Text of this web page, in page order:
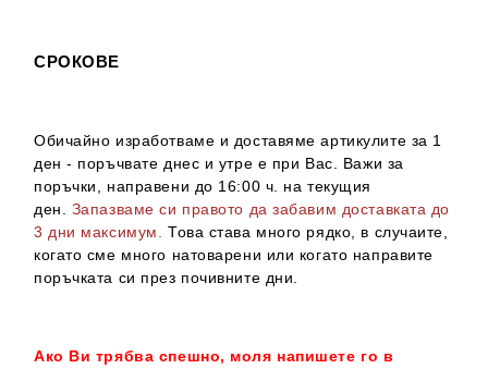
СРОКОВЕ
Обичайно изработваме и доставяме артикулите за 1
ден - поръчвате днес и утре е при Вас. Важи за
поръчки, направени до 16:00 ч. на текущия
ден. Запазваме си правото да забавим доставката до
3 дни максимум.
Това става много рядко, в случаите,
когато сме много натоварени или когато направите
поръчката си през почивните дни.
Ако Ви трябва спешно, моля напишете го в